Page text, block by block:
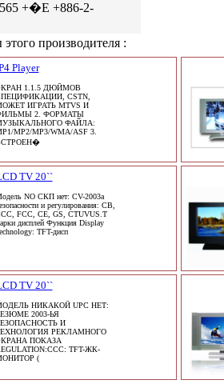
+�E +886-2-
производителя :
Player
1.1.5 ДЮЙМОВ
CSTN,
ИГРАТЬ MTVS И
2. ФОРМАТЫ
ФАЙЛА:
MP2/MP3/WMA/ASF 3.
TV 20``
NO СКП нет: CV-2003a
и регулирования: CB,
FCC, CE, GS, CTUVUS.T
дисплей Функция Display
TFT-дисп
TV 20``
НИКАКОЙ UPC НЕТ:
2003-ЬЯ
И
РЕКЛАМНОГО
ПОКАЗА
TFT-ЖК-
(